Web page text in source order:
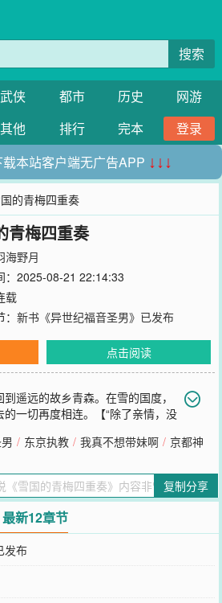
搜索
武侠 都市 历史
网游
其他 排行 完本
登录
本站客户端无广告APP ↓↓↓
的青梅四重奏
青梅四重奏
海野月
：2025-08-21 22:14:33
载
新书《异世纪福音圣男》已发布
点击阅读
遥远的故乡青森。在雪的国度，
一切再度相连。【“除了亲情，没
悉和亲密之间，在危险与失控的边缘追逐
离，时间已经留下足够多的证明。”】一
于我的恋爱选项只剩下青梅这回事。
重奏》还不错的话请不要忘记向您QQ群和
/ 东京执教 / 我真不想带妹啊 / 京都神
复制分享
最新12章节
发布